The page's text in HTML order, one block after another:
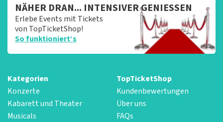
NÄHER DRAN... INTENSIVER GENIESSEN
Erlebe Events mit Tickets
von TopTicketShop!
So funktioniert‘s
Kategorien
Konzerte
Kabarett und Theater
Musicals
TopTicketShop
Kundenbewertungen
Über uns
FAQs